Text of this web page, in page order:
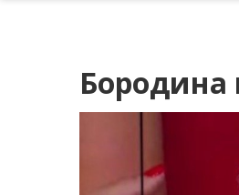
Бородина